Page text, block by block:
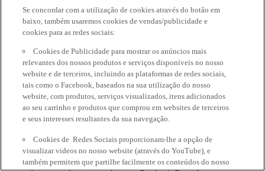
Se concordar com a utilização de cookies através do botão em
baixo, também usaremos cookies de vendas/publicidade e
cookies para as redes sociais:
Cookies de Publicidade para mostrar os anúncios mais
relevantes dos nossos produtos e serviços disponíveis no nosso
website e de terceiros, incluindo as plataformas de redes sociais,
tais como o Facebook, baseados na sua utilização do nosso
website, com produtos, serviços visualizados, itens adicionados
ao seu carrinho e produtos que comprou em websites de terceiros
e seus interesses resultantes da sua navegação.
Cookies de Redes Sociais proporcionam-lhe a opção de
visualizar videos no nosso website (através do YouTube), e
também permitem que partilhe facilmente os conteúdos do nosso